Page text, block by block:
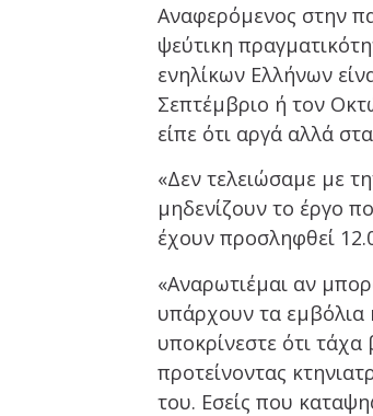
Αναφερόμενος στην
ψεύτικη
ενηλίκων Ελλήνων
Σεπτέμβριο ή τον
είπε ότι αργά αλλά
«Δεν τελειώσαμε με
μηδενίζουν το έργο
έχουν προσληφθεί
«Αναρωτιέμαι αν
υπάρχουν τα εμβόλια
υποκρίνεστε ότι
προτείνοντας
του. Εσείς που